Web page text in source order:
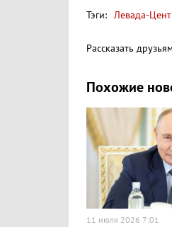
Тэги: Левада-
Рассказать друзьям
Похожие
11 июля 2026 7:01